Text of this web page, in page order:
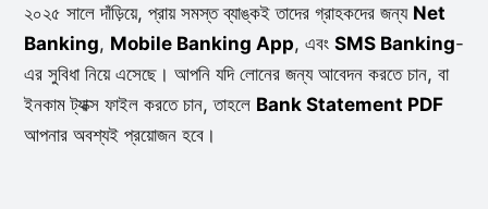
২০২৫ সালে দাঁড়িয়ে, প্রায় সমস্ত ব্যাঙ্কই তাদের গ্রাহকদের জন্য Net
Banking, Mobile Banking App, এবং SMS Banking-
এর সুবিধা নিয়ে এসেছে। আপনি যদি লোনের জন্য আবেদন করতে চান, বা
ইনকাম ট্যাক্স ফাইল করতে চান, তাহলে Bank Statement PDF
আপনার অবশ্যই প্রয়োজন হবে।